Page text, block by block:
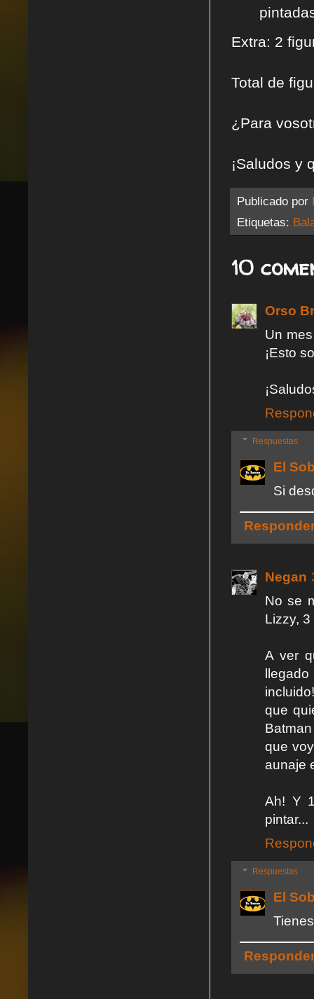
Extra: 2
Total de
¿Para
¡Saludos y
Publicado por
Etiquetas:
10
Orso
Un
¡Esto
Respuestas
El
Si
Negan
No se
Lizzy,
A ver
que
que
aunaje
Ah! Y
pintar...
Respuestas
El